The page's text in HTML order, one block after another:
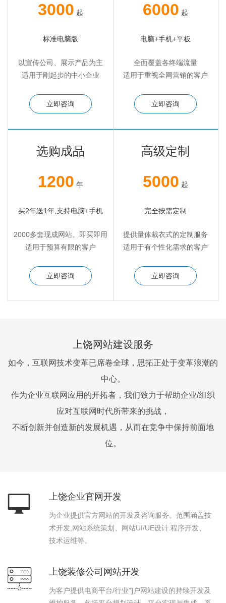
3000 起
标准电脑版
以宣传公司、展示产品为主
适用于刚起步的中小企业
立即咨询
6000 起
电脑+手机+平板
全面覆盖各终端流量
适用于重视全网营销的客户
立即咨询
选购成品
1200 年
买2年送1年,支持电脑+手机
2000多套现成网站。即买即用
适用于预算有限的客户
立即咨询
高级定制
5000 起
完全按需定制
提供量体裁衣式的定制服务
适用于有个性化需求的客户
立即咨询
上饶网站建设服务
如今，互联网技术变革已席卷全球，思拓正处于变革浪潮的
中心。
作为企业互联网应用的开拓者，我们致力于帮助企业/组织
应对互联网时代所带来的挑战，
不断创新并创造新的发展机遇，从而在竞争中保持前面地
位。
上饶企业官网开发
为企业提供官方网站的开发及咨询服务。范围涵盖技
术开发,网站系统策划、网站UI/UE设计.程序开发、
技术运维等。
上饶装修公司网站开发
为客户提供电商平台/行业”]户网站建设的持续开发及